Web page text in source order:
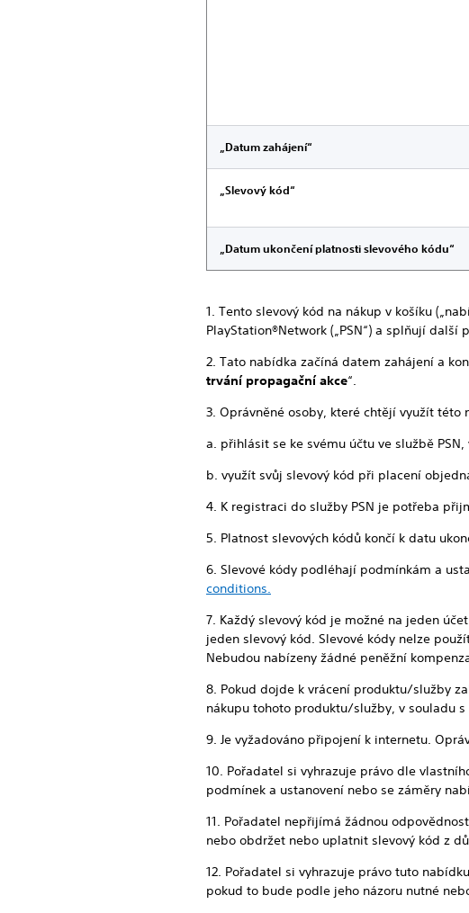
„Datum zahájení“
„Slevový kód“
„Datum ukončení platnosti slevového kódu“
1. Tento slevový kód na nákup v košíku
PlayStation®Network („PSN“) a splňují
2. Tato nabídka začíná datem zahájení a
trvání propagační akce“.
3. Oprávněné osoby, které chtějí využít
a. přihlásit se ke svému účtu ve službě
b. využít svůj slevový kód při placení
4. K registraci do služby PSN je potřeba
5. Platnost slevových kódů končí k datu
6. Slevové kódy podléhají podmínkám a
conditions.
7. Každý slevový kód je možné na jeden
jeden slevový kód. Slevové kódy nelze
Nebudou nabízeny žádné peněžní
8. Pokud dojde k vrácení produktu/služby
nákupu tohoto produktu/služby, v souladu
9. Je vyžadováno připojení k internetu.
10. Pořadatel si vyhrazuje právo dle
podmínek a ustanovení nebo se záměry
11. Pořadatel nepřijímá žádnou
nebo obdržet nebo uplatnit slevový kód z
12. Pořadatel si vyhrazuje právo tuto
pokud to bude podle jeho názoru nutné